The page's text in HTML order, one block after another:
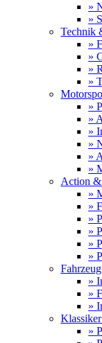
»
»
Technik
»
»
»
»
»
»
»
»
»
»
Action
»
»
»
»
»
»
»
»
»
»